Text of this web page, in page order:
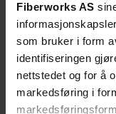
Fiberworks AS
som bruker i form
identifiseringen
nettstedet og for å
markedsføring i
• Proper
reduces
• Clean
the network and